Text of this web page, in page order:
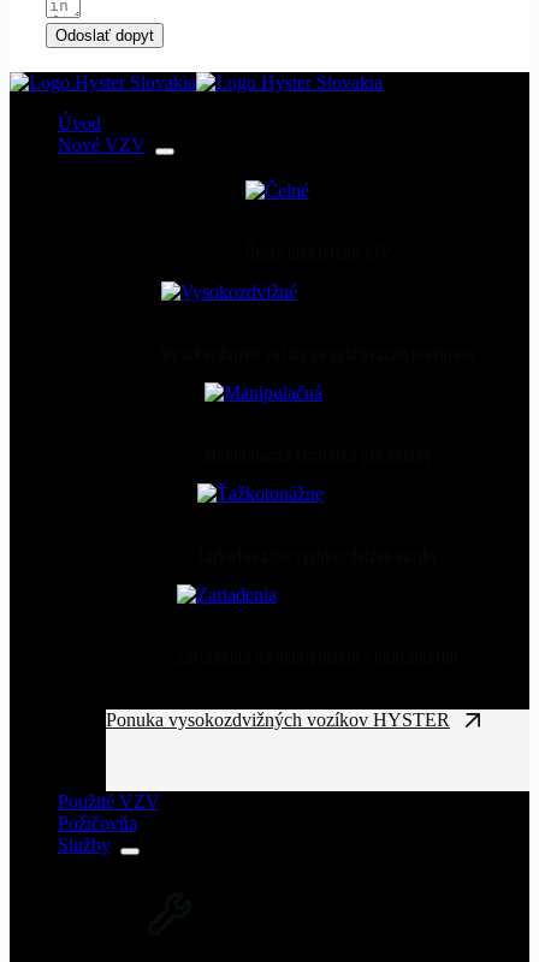
Odoslať dopyt
Úvod
Nové VZV
Ponuka vysokozdvižných vozíkov HYSTER
Použité VZV
Požičovňa
Služby